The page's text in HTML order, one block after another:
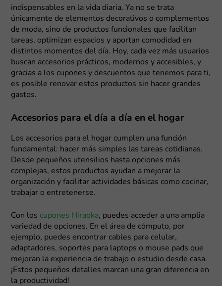
indispensables en la vida diaria. Ya no se trata
únicamente de elementos decorativos o complementos
de moda, sino de productos funcionales que facilitan
tareas, optimizan espacios y aportan comodidad en
distintos momentos del día. Hoy, cada vez más usuarios
buscan accesorios prácticos, modernos y accesibles, y
gracias a los cupones y descuentos que tenemos para ti,
es posible renovar estos productos sin hacer grandes
gastos.
Accesorios para el día a día en el hogar
Los accesorios para el hogar cumplen una función
fundamental: hacer más simples las tareas cotidianas.
Desde pequeños utensilios hasta opciones más
complejas, estos productos ayudan a mejorar la
organización y facilitar actividades básicas como cocinar,
trabajar o entretenerse.
Con los cupones Hiraoka, puedes acceder a una amplia
variedad de opciones. En el área de cómputo, por
ejemplo, puedes encontrar cables para celular,
adaptadores, soportes para laptops o mouse pads que
mejoran la experiencia de trabajo o estudio desde casa.
¡Estos pequeños detalles marcan una gran diferencia en
la productividad!